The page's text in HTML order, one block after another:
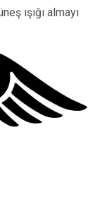
ışığı almayı